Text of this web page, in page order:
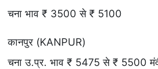
चना भाव ₹ 3500 से ₹ 5100
कानपुर (KANPUR)
चना उ.प्र. भाव ₹ 5475 से ₹ 5500